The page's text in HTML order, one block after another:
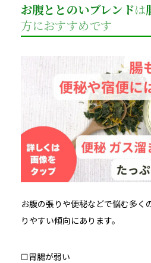
お腹ととのいブレンドは
方におすすめです
お腹の張りや便秘などで悩む多く
りやすい傾向にあります。
☐胃腸が弱い